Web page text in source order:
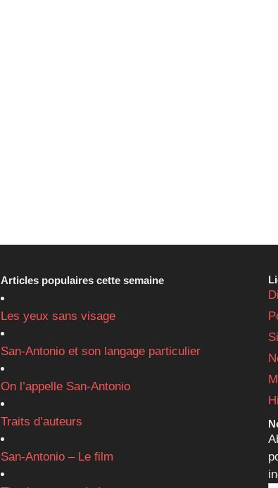
Articles populaires cette semaine
Les yeux sans visage
San-Antonio et son langage particulier
On l’appelle San-Antonio
Traits d’auteurs
San-Antonio – Le film